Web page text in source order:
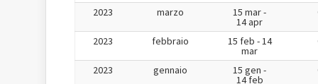
2023 marzo 15 mar -
14 apr
2023 febbraio 15 feb - 14
mar
2023 gennaio 15 gen -
14 feb